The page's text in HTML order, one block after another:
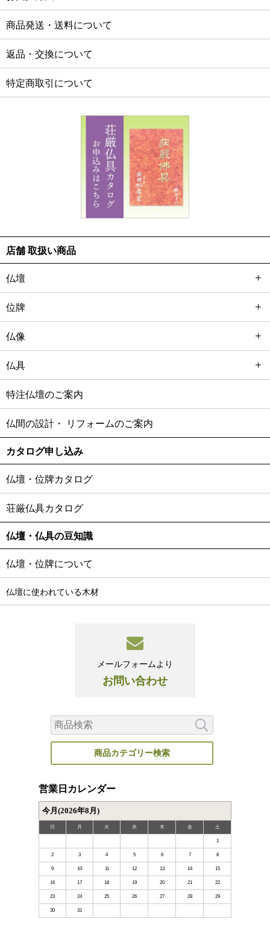
商品発送・送料について
返品・交換について
特定商取引について
店舗 取扱い商品
仏壇
位牌
仏像
仏具
特注仏壇のご案内
仏間の設計・ リフォームのご案内
カタログ申し込み
仏壇・位牌カタログ
荘厳仏具カタログ
仏壇・仏具の豆知識
仏壇・位牌について
仏壇に使われている木材
メールフォームより
お問い合わせ
商品カテゴリー検索
営業日カレンダー
今月(2026年8月)
日 月 火 水 木 金 土
1
2 3 4 5 6 7 8
9 10 11 12 13 14 15
16 17 18 19 20 21 22
23 24 25 26 27 28 29
30 31